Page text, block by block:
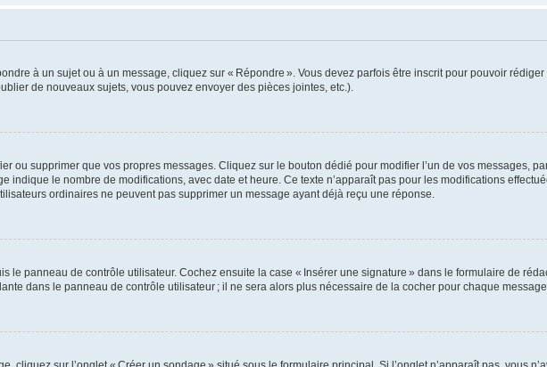
à un sujet ou à un message, cliquez sur « Répondre ». Vous devez parfois être inscrit pour pouvoir
de nouveaux sujets, vous pouvez envoyer des pièces jointes, etc.).
ou supprimer que vos propres messages. Cliquez sur le bouton dédié pour modifier l’un de vos messages,
indique le nombre de modifications, avec date et heure. Ce texte n’apparaît pas pour les modifications
ordinaires ne peuvent pas supprimer un message ayant déjà reçu une réponse.
le panneau de contrôle utilisateur. Cochez ensuite la case « Insérer une signature » dans le formulaire de
dans le panneau de contrôle utilisateur ; il ne sera alors plus nécessaire de la cocher pour chaque